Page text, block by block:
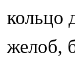
кольцо
желоб,